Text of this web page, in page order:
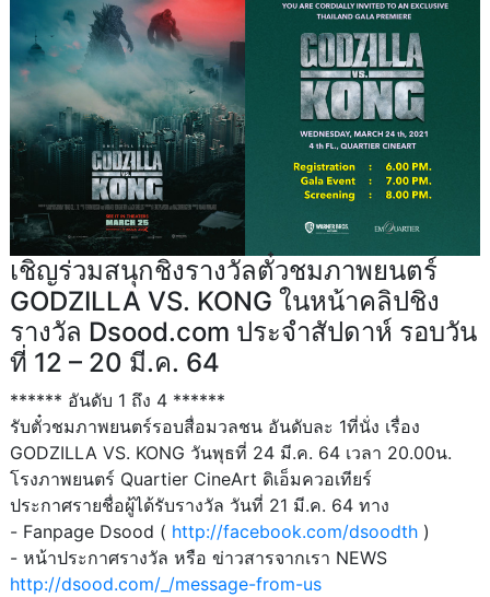
เชิญร่วมสนุกชิงรางวัลตั๋วชมภาพยนตร์
GODZILLA VS. KONG ในหน้าคลิปชิง
รางวัล Dsood.com ประจำสัปดาห์ รอบวัน
ที่ 12 – 20 มี.ค. 64
****** อันดับ 1 ถึง 4 ******
รับตั๋วชมภาพยนตร์รอบสื่อมวลชน อันดับละ 1ที่นั่ง เรื่อง
GODZILLA VS. KONG วันพุธที่ 24 มี.ค. 64 เวลา 20.00น.
โรงภาพยนตร์ Quartier CineArt ดิเอ็มควอเทียร์
ประกาศรายชื่อผู้ได้รับรางวัล วันที่ 21 มี.ค. 64 ทาง
- Fanpage Dsood ( http://facebook.com/dsoodth )
- หน้าประกาศรางวัล หรือ ข่าวสารจากเรา NEWS
http://dsood.com/_/message-from-us